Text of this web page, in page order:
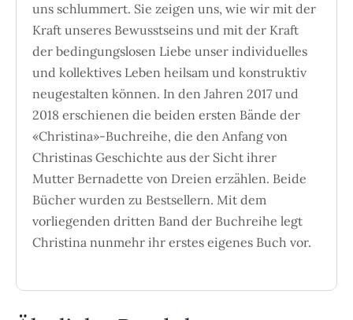
uns schlummert. Sie zeigen uns, wie wir mit der
Kraft unseres Bewusstseins und mit der Kraft
der bedingungslosen Liebe unser individuelles
und kollektives Leben heilsam und konstruktiv
neugestalten können. In den Jahren 2017 und
2018 erschienen die beiden ersten Bände der
«Christina»-Buchreihe, die den Anfang von
Christinas Geschichte aus der Sicht ihrer
Mutter Bernadette von Dreien erzählen. Beide
Bücher wurden zu Bestsellern. Mit dem
vorliegenden dritten Band der Buchreihe legt
Christina nunmehr ihr erstes eigenes Buch vor.